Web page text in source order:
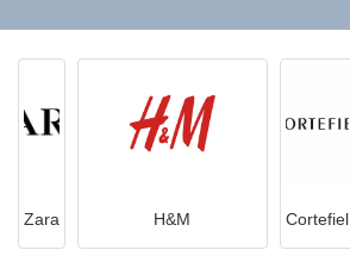
Zara H&M Cortefiel